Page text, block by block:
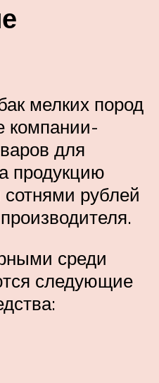
мелких пород
компании-
для
продукцию
рублей
среди
следующие